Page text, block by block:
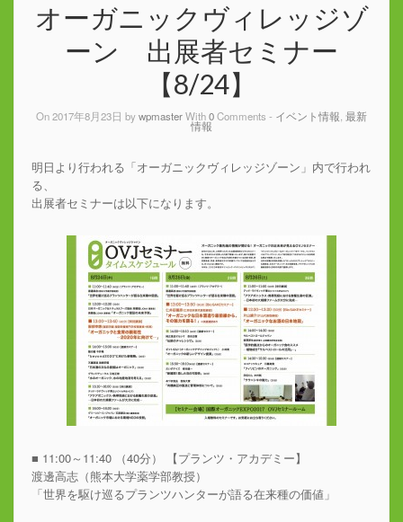
オーガニックヴィレッジゾ
ーン 出展者セミナー
【8/24】
On 2017年8月23日 bywpmasterWith0Comments - イベント情報, 最新
情報
明日より行われる「オーガニックヴィレッジゾーン」内で行われ
る、
出展者セミナーは以下になります。
■ 11:00～11:40 （40分） 【プランツ・アカデミー】
渡邊高志（熊本大学薬学部教授）
「世界を駆け巡るプランツハンターが語る在来種の価値」